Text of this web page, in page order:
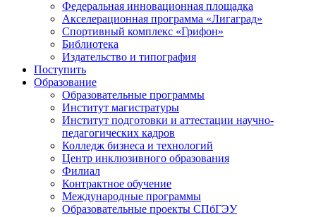
Федеральная инновационная площадка
Акселерационная программа «Лигаград»­­
Спортивный комплекс «Грифон»
Библиотека
Издательство и типография
Поступить
Образование
Образовательные программы
Институт магистратуры
Институт подготовки и аттестации научно-
педагогических кадров
Колледж бизнеса и технологий
Центр инклюзивного образования
Филиал
Контрактное обучение
Международные программы
Образовательные проекты СПбГЭУ